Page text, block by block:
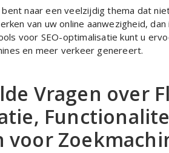
naar een veelzijdig thema dat
van uw online aanwezigheid,
voor SEO-optimalisatie kunt u
en meer verkeer genereert.
Vragen over
voor